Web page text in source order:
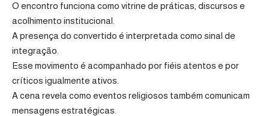
O encontro funciona como vitrine de práticas, discursos e
acolhimento institucional.
A presença do convertido é interpretada como sinal de
integração.
Esse movimento é acompanhado por fiéis atentos e por
críticos igualmente ativos.
A cena revela como eventos religiosos também comunicam
mensagens estratégicas.